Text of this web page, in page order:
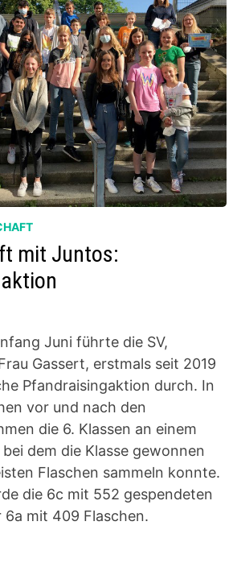
mit Juntos:
Juni führte die SV,
Gassert, erstmals seit 2019
Pfandraisingaktion durch. In
vor und nach den
die 6. Klassen an einem
dem die Klasse gewonnen
Flaschen sammeln konnte.
die 6c mit 552 gespendeten
6a mit 409 Flaschen.